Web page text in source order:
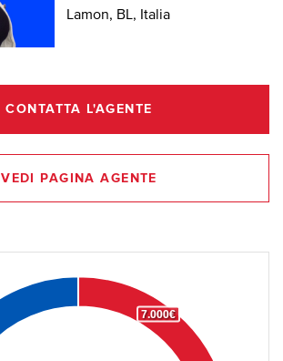
Lamon, BL, Italia
CONTATTA L'AGENTE
VEDI PAGINA AGENTE
7.000€